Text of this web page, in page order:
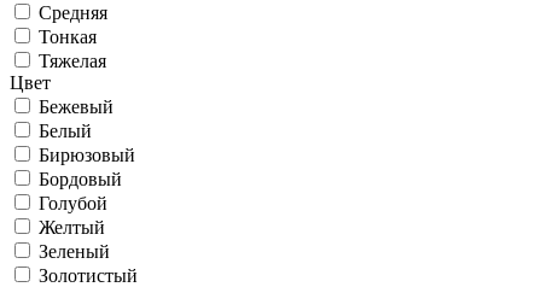
Средняя
Тонкая
Тяжелая
Цвет
Бежевый
Белый
Бирюзовый
Бордовый
Голубой
Желтый
Зеленый
Золотистый